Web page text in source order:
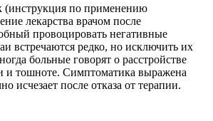
(инструкция по применению
лекарства врачом после
провоцировать негативные
встречаются редко, но исключить их
больные говорят о расстройстве
и тошноте. Симптоматика выражена
исчезает после отказа от терапии.